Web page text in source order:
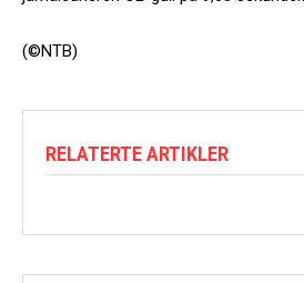
(©NTB)
RELATERTE ARTIKLER